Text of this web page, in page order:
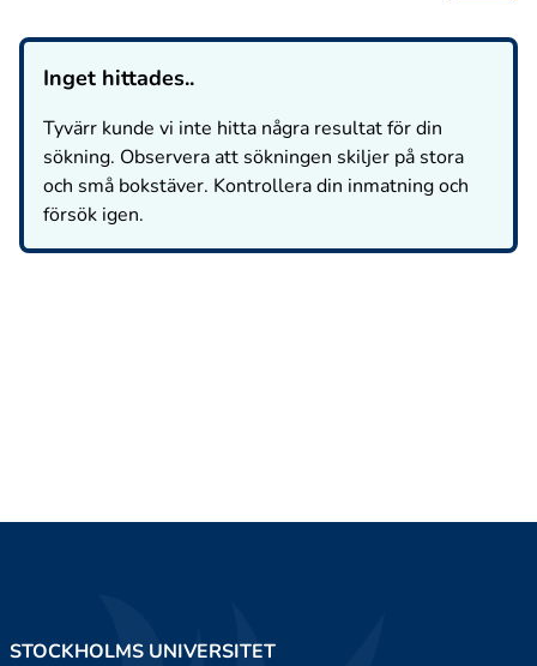
Inget hittades..
Tyvärr kunde vi inte hitta några resultat för din
sökning. Observera att sökningen skiljer på stora
och små bokstäver. Kontrollera din inmatning och
försök igen.
STOCKHOLMS UNIVERSITET